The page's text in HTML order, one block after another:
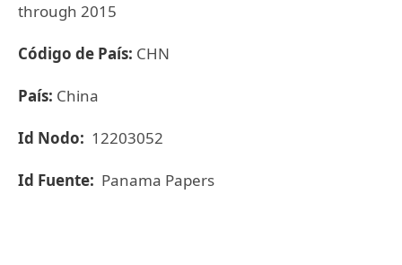
through 2015
Código de País: CHN
País: China
Id Nodo: 12203052
Id Fuente: Panama Papers